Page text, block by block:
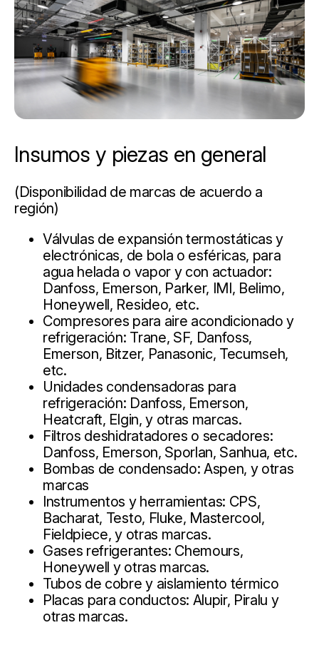
Insumos y piezas en general
(Disponibilidad de marcas de acuerdo a
región)
Válvulas de expansión termostáticas y
electrónicas, de bola o esféricas, para
agua helada o vapor y con actuador:
Danfoss, Emerson, Parker, IMI, Belimo,
Honeywell, Resideo, etc.
Compresores para aire acondicionado y
refrigeración: Trane, SF, Danfoss,
Emerson, Bitzer, Panasonic, Tecumseh,
etc.
Unidades condensadoras para
refrigeración: Danfoss, Emerson,
Heatcraft, Elgin, y otras marcas.
Filtros deshidratadores o secadores:
Danfoss, Emerson, Sporlan, Sanhua, etc.
Bombas de condensado: Aspen, y otras
marcas
Instrumentos y herramientas: CPS,
Bacharat, Testo, Fluke, Mastercool,
Fieldpiece, y otras marcas.
Gases refrigerantes: Chemours,
Honeywell y otras marcas.
Tubos de cobre y aislamiento térmico
Placas para conductos: Alupir, Piralu y
otras marcas.